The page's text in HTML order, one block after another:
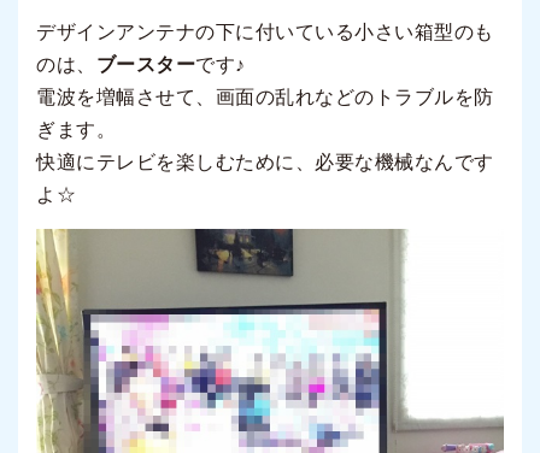
デザインアンテナの下に付いている小さい箱型のも
のは、 ブースターです♪
電波を増幅させて、画面の乱れなどのトラブルを防
ぎます。
快適にテレビを楽しむために、必要な機械なんです
よ☆